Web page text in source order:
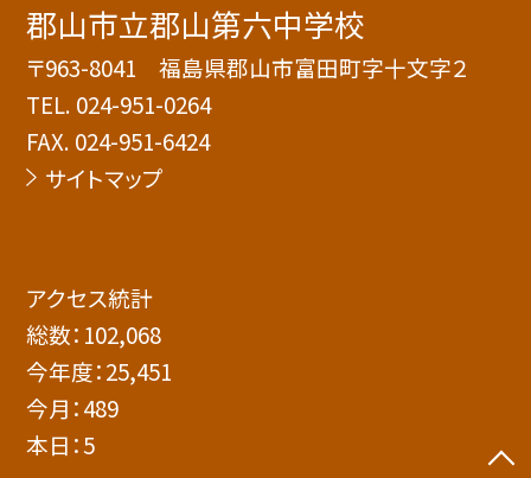
郡山市立郡山第六中学校
〒963-8041 福島県郡山市富田町字十文字２
TEL. 024-951-0264
FAX. 024-951-6424
サイトマップ
アクセス統計
総数： 102,068
今年度：25,451
今月：489
本日：5